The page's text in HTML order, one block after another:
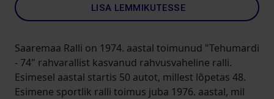
LISA LEMMIKUTESSE
Saaremaa Ralli on 1974. aastal toimunud "Tehumardi
- 74" rahvarallist kasvanud rahvusvaheline ralli.
Esimesel aastal startis 50 autot, millest lõpetas 48.
Esimene sportlik ralli toimus juba 1976. aastal, mil